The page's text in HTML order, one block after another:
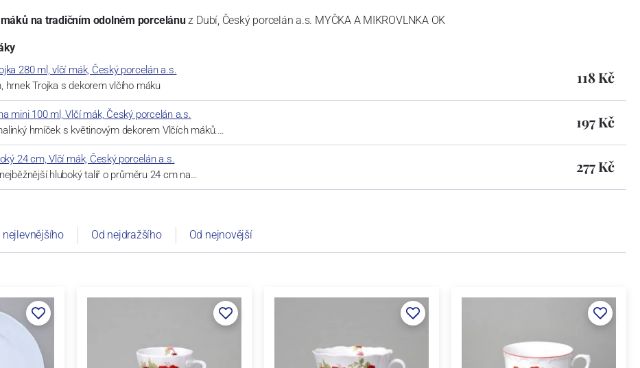
na tradičním odolném porcelánuz Dubí, Český porcelán a.s. MYČKA A MIKROVLNKA OK
280 ml, vlčí mák, Český porcelán a.s.
hrnek Trojka s dekorem vlčího máku
118 Kč
mini 100 ml, Vlčí mák, Český porcelán a.s.
hrníček s květinovým dekorem Vlčích máků.…
197 Kč
24 cm, Vlčí mák, Český porcelán a.s.
hluboký talíř o průměru 24 cm na…
277 Kč
nejlevnějšího Od nejdražšího Od nejnovější